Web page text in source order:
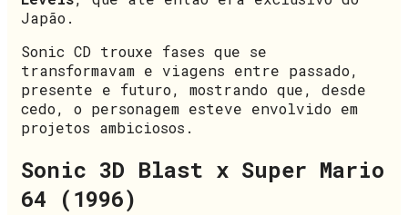
Japão.
Sonic CD trouxe fases que se
transformavam e viagens entre passado,
presente e futuro, mostrando que, desde
cedo, o personagem esteve envolvido em
projetos ambiciosos.
Sonic 3D Blast x Super Mario
64 (1996)